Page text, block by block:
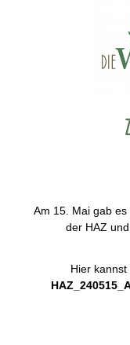
Am 15. Mai gab es
der HAZ
Hier